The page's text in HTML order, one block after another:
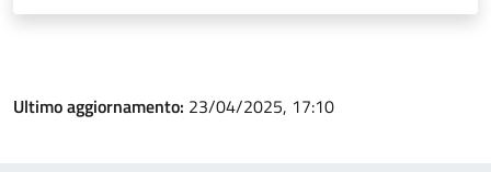
Ultimo aggiornamento: 23/04/2025, 17:10